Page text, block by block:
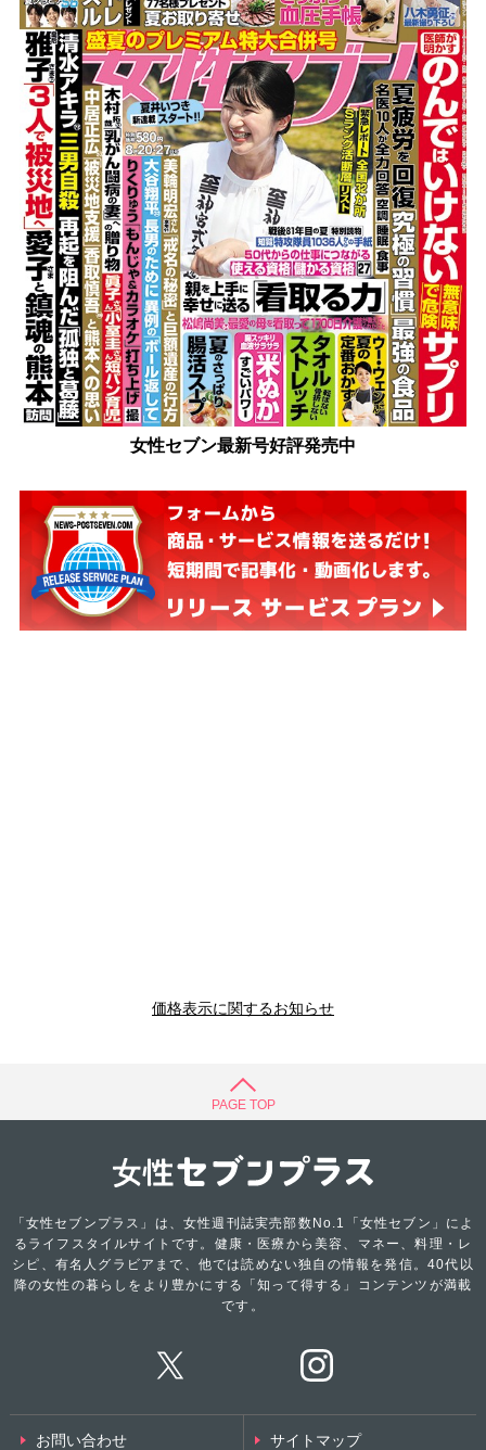
女性セブン最新号好評発売中
価格表示に関するお知らせ
PAGE TOP
「女性セブンプラス」は、女性週刊誌実売部数No.1「女性セブン」によ
るライフスタイルサイトです。健康・医療から美容、マネー、料理・レ
シピ、有名人グラビアまで、他では読めない独自の情報を発信。40代以
降の女性の暮らしをより豊かにする「知って得する」コンテンツが満載
です。
お問い合わせ サイトマップ